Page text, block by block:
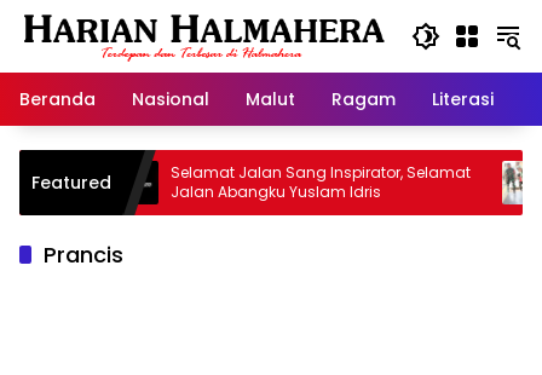
Langsung
Beranda
Nasional Malut Ragam Literasi
FeaturedSelamat Jalan Sang Inspirator, Selamat
Jalan Abangku Yuslam Idris
Prancis